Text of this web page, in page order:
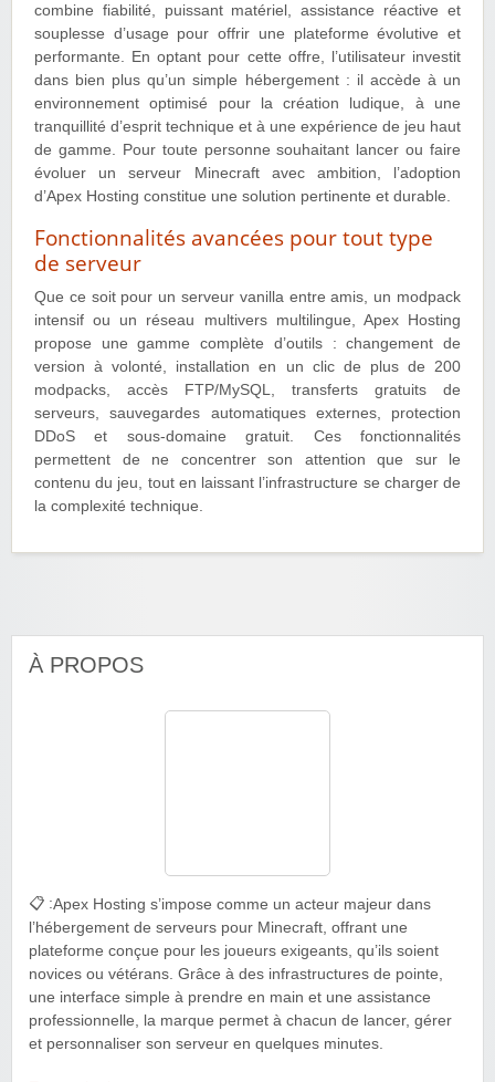
combine fiabilité, puissant matériel, assistance réactive et
souplesse d’usage pour offrir une plateforme évolutive et
performante. En optant pour cette offre, l’utilisateur investit
dans bien plus qu’un simple hébergement : il accède à un
environnement optimisé pour la création ludique, à une
tranquillité d’esprit technique et à une expérience de jeu haut
de gamme. Pour toute personne souhaitant lancer ou faire
évoluer un serveur Minecraft avec ambition, l’adoption
d’Apex Hosting constitue une solution pertinente et durable.
Fonctionnalités avancées pour tout type
de serveur
Que ce soit pour un serveur vanilla entre amis, un modpack
intensif ou un réseau multivers multilingue, Apex Hosting
propose une gamme complète d’outils : changement de
version à volonté, installation en un clic de plus de 200
modpacks, accès FTP/MySQL, transferts gratuits de
serveurs, sauvegardes automatiques externes, protection
DDoS et sous-domaine gratuit. Ces fonctionnalités
permettent de ne concentrer son attention que sur le
contenu du jeu, tout en laissant l’infrastructure se charger de
la complexité technique.
À PROPOS
📋 :Apex Hosting s’impose comme un acteur majeur dans
l’hébergement de serveurs pour Minecraft, offrant une
plateforme conçue pour les joueurs exigeants, qu’ils soient
novices ou vétérans. Grâce à des infrastructures de pointe,
une interface simple à prendre en main et une assistance
professionnelle, la marque permet à chacun de lancer, gérer
et personnaliser son serveur en quelques minutes.